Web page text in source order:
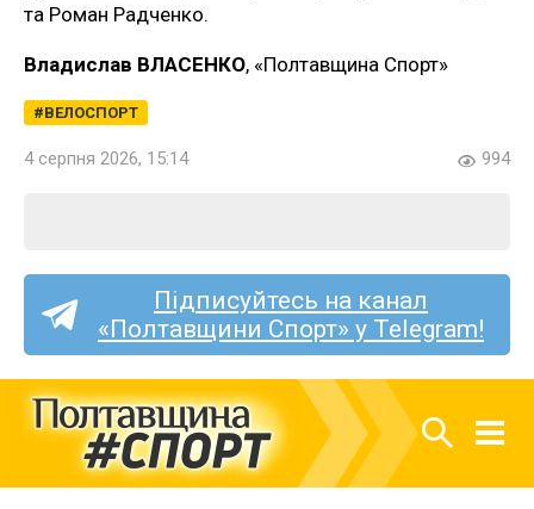
та Роман Радченко.
Владислав ВЛАСЕНКО, «Полтавщина Спорт»
ВЕЛОСПОРТ
4 серпня 2026, 15:14 994
Підписуйтесь на канал
«Полтавщини Спорт» у Telegram!